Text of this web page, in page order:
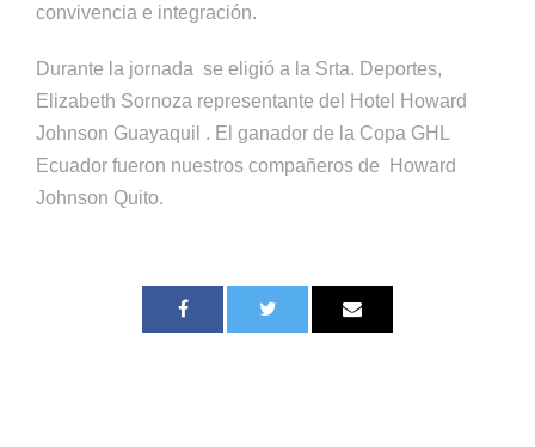
convivencia e integración.
Durante la jornada se eligió a la Srta. Deportes,
Elizabeth Sornoza representante del Hotel Howard
Johnson Guayaquil . El ganador de la Copa GHL
Ecuador fueron nuestros compañeros de Howard
Johnson Quito.